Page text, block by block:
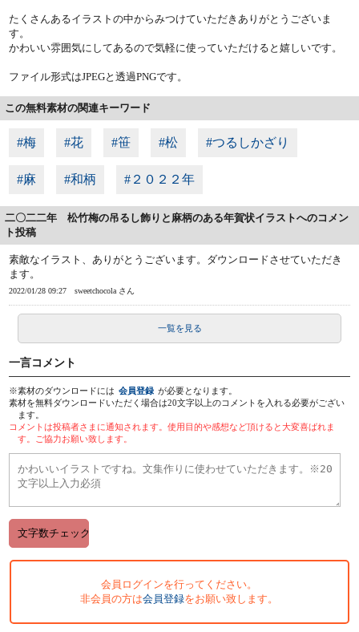
たくさんあるイラストの中からみつけていただきありがとうございま
す。
かわいい雰囲気にしてあるので気軽に使っていただけると嬉しいです。
ファイル形式はJPEGと透過PNGです。
この無料素材の関連キーワード
#梅 #花 #笹 #松 #つるしかざり
#麻 #和柄 #２０２２年
二〇二二年 松竹梅の吊るし飾りと麻柄のある年賀状イラストへのコメン
ト投稿
素敵なイラスト、ありがとうございます。ダウンロードさせていただき
ます。
2022/01/28 09:27 sweetchocola さん
一覧を見る
一言コメント
※素材のダウンロードには 会員登録 が必要となります。
素材を無料ダウンロードいただく場合は20文字以上のコメントを入れる必要がござい
ます。
コメントは投稿者さまに通知されます。使用目的や感想など頂けると大変喜ばれま
す。ご協力お願い致します。
会員ログインを行ってください。
非会員の方は会員登録をお願い致します。